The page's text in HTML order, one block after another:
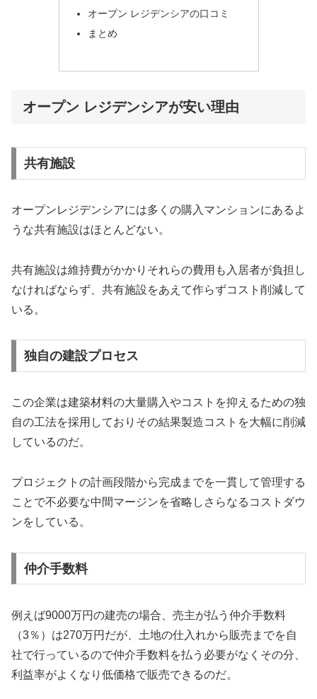
オープン レジデンシアの口コミ
まとめ
オープン レジデンシアが安い理由
共有施設
オープンレジデンシアには多くの購入マンションにあるよ
うな共有施設はほとんどない。
共有施設は維持費がかかりそれらの費用も入居者が負担し
なければならず、共有施設をあえて作らずコスト削減して
いる。
独自の建設プロセス
この企業は建築材料の大量購入やコストを抑えるための独
自の工法を採用しておりその結果製造コストを大幅に削減
しているのだ。
プロジェクトの計画段階から完成までを一貫して管理する
ことで不必要な中間マージンを省略しさらなるコストダウ
ンをしている。
仲介手数料
例えば9000万円の建売の場合、売主が払う仲介手数料
（3％）は270万円だが、土地の仕入れから販売までを自
社で行っているので仲介手数料を払う必要がなくその分、
利益率がよくなり低価格で販売できるのだ。